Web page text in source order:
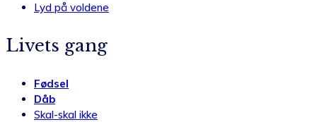
Lyd på voldene
Livets gang
Fødsel
Dåb
Skal-skal ikke